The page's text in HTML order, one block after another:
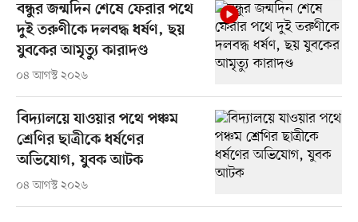
বন্ধুর জন্মদিন শেষে ফেরার পথে
দুই তরুণীকে দলবদ্ধ ধর্ষণ, ছয়
যুবকের আমৃত্যু কারাদণ্ড
০৪ আগস্ট ২০২৬
বিদ্যালয়ে যাওয়ার পথে পঞ্চম
শ্রেণির ছাত্রীকে ধর্ষণের
অভিযোগ, যুবক আটক
০৪ আগস্ট ২০২৬